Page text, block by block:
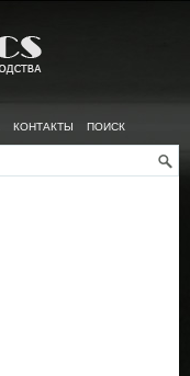
КОНТАКТЫ ПОИСК